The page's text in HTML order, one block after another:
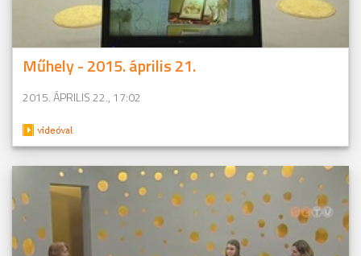
Műhely - 2015. április 21.
2015. ÁPRILIS 22., 17:02